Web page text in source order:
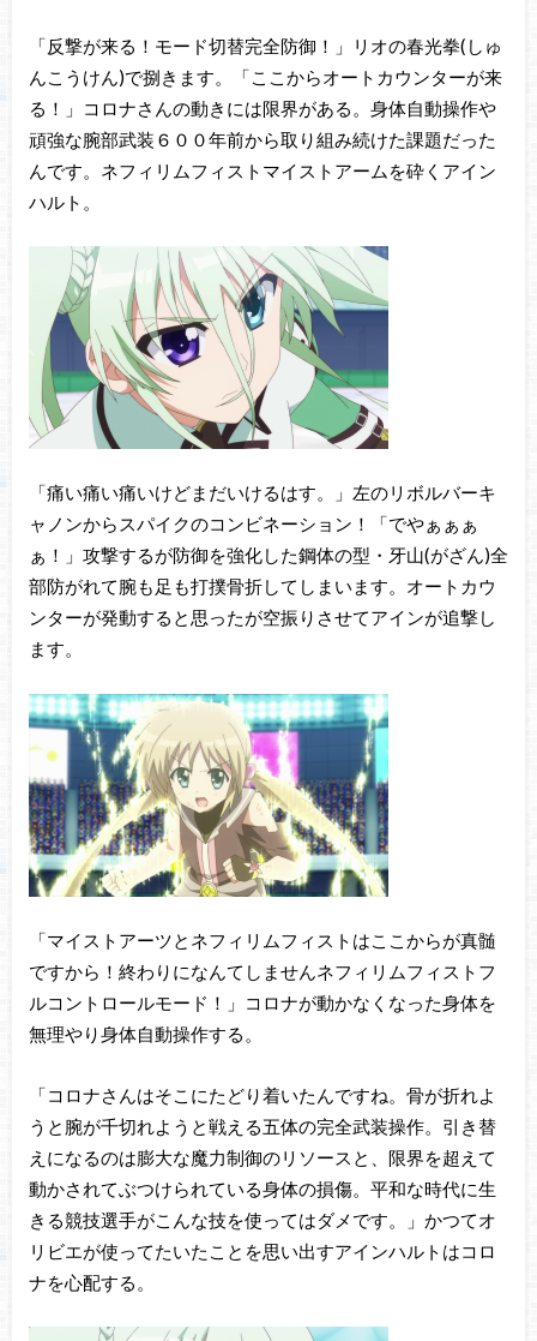
「反撃が来る！モード切替完全防御！」リオの春光拳(しゅ
んこうけん)で捌きます。「ここからオートカウンターが来
る！」コロナさんの動きには限界がある。身体自動操作や
頑強な腕部武装６００年前から取り組み続けた課題だった
んです。ネフィリムフィストマイストアームを砕くアイン
ハルト。
「痛い痛い痛いけどまだいけるはす。」左のリボルバーキ
ャノンからスパイクのコンビネーション！「でやぁぁぁ
ぁ！」攻撃するが防御を強化した鋼体の型・牙山(がざん)全
部防がれて腕も足も打撲骨折してしまいます。オートカウ
ンターが発動すると思ったが空振りさせてアインが追撃し
ます。
「マイストアーツとネフィリムフィストはここからが真髄
ですから！終わりになんてしませんネフィリムフィストフ
ルコントロールモード！」コロナが動かなくなった身体を
無理やり身体自動操作する。
「コロナさんはそこにたどり着いたんですね。骨が折れよ
うと腕が千切れようと戦える五体の完全武装操作。引き替
えになるのは膨大な魔力制御のリソースと、限界を超えて
動かされてぶつけられている身体の損傷。平和な時代に生
きる競技選手がこんな技を使ってはダメです。」かつてオ
リビエが使ってたいたことを思い出すアインハルトはコロ
ナを心配する。